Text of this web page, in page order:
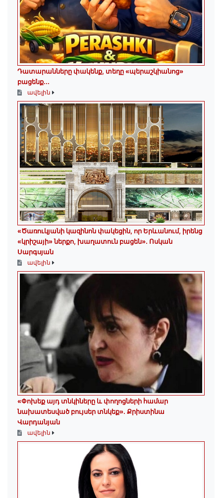
Դատարանները փակենք, տեղը «պերաշկիանոց»
բացենք․․․
ավելին
«Ծառուկյանի կազինոն փակեցին, որ Երևանում, իրենց
«կրիշայի» ներքո, խաղատուն բացեն»․ Ոսկան
Սարգսյան
ավելին
«Փոխեք այդ տնկիները և փողոցների համար
նախատեսված բույսեր տնկեք». Քրիստինա
Վարդանյան
ավելին